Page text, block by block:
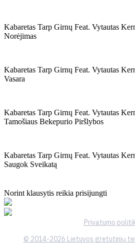
Kabaretas Tarp Girnų Feat. Vytautas
Norėjimas
Kabaretas Tarp Girnų Feat. Vytautas
Vasara
Kabaretas Tarp Girnų Feat. Vytautas
Tamošiaus Bekepurio Piršlybos
Kabaretas Tarp Girnų Feat. Vytautas
Saugok Sveikatą
Norint klausytis reikia prisijungti
Privatumo
© 2014-2026 Lietuvos gretutinių